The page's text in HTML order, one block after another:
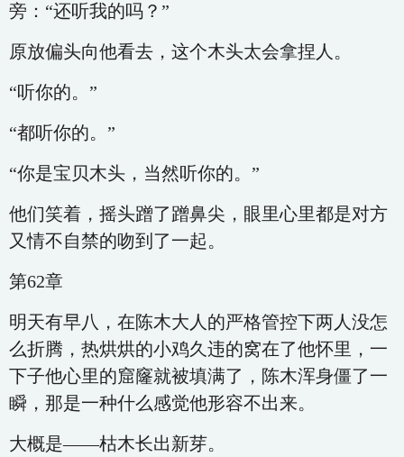
旁：“还听我的吗？”
原放偏头向他看去，这个木头太会拿捏人。
“听你的。”
“都听你的。”
“你是宝贝木头，当然听你的。”
他们笑着，摇头蹭了蹭鼻尖，眼里心里都是对方
又情不自禁的吻到了一起。
第62章
明天有早八，在陈木大人的严格管控下两人没怎
么折腾，热烘烘的小鸡久违的窝在了他怀里，一
下子他心里的窟窿就被填满了，陈木浑身僵了一
瞬，那是一种什么感觉他形容不出来。
大概是——枯木长出新芽。